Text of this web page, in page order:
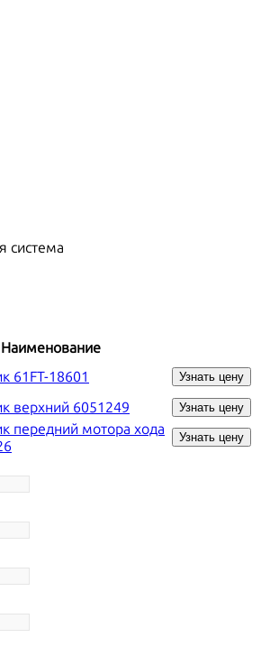
система
Наименование
61FT-18601 Узнать цену
верхний 6051249 Узнать цену
передний мотора хода
Узнать цену